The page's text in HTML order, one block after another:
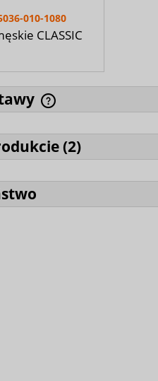
010-1080
CLASSIC
(2)